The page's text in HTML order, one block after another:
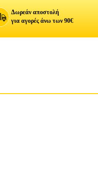
Δωρεάν αποστολή
για αγορές άνω των 90€